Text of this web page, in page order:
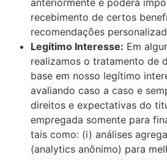
anteriormente e poderá
recebimento de certos
recomendações
Legítimo Interesse: Em
realizamos o tratamento de
base em nosso legítimo
avaliando caso a caso e
direitos e expectativas do
empregada somente para
tais como: (i) análises
(analytics anônimo) para